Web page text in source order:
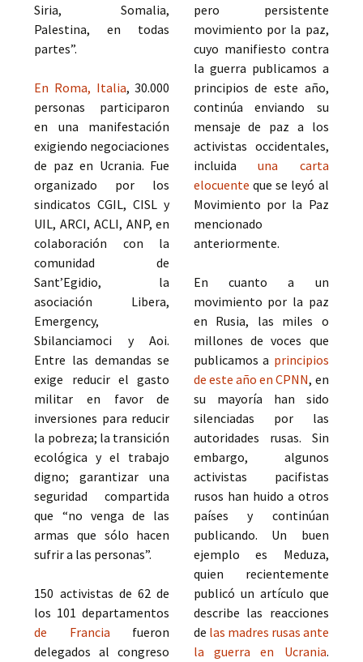
Siria, Somalia,
Palestina, en todas
partes”.
En Roma, Italia, 30.000
personas participaron
en una manifestación
exigiendo negociaciones
de paz en Ucrania. Fue
organizado por los
sindicatos CGIL, CISL y
UIL, ARCI, ACLI, ANP, en
colaboración con la
comunidad de
Sant’Egidio, la
asociación Libera,
Emergency,
Sbilanciamoci y Aoi.
Entre las demandas se
exige reducir el gasto
militar en favor de
inversiones para reducir
la pobreza; la transición
ecológica y el trabajo
digno; garantizar una
seguridad compartida
que “no venga de las
armas que sólo hacen
sufrir a las personas”.
150 activistas de 62 de
los 101 departamentos
de Francia fueron
delegados al congreso
pero persistente
movimiento por la paz,
cuyo manifiesto contra
la guerra publicamos a
principios de este año,
continúa enviando su
mensaje de paz a los
activistas occidentales,
incluidauna carta
elocuente que se leyó al
Movimiento por la Paz
mencionado
anteriormente.
En cuanto a un
movimiento por la paz
en Rusia, las miles o
millones de voces que
publicamos a principios
de este año en CPNN, en
su mayoría han sido
silenciadas por las
autoridades rusas. Sin
embargo, algunos
activistas pacifistas
rusos han huido a otros
países y continúan
publicando. Un buen
ejemplo es Meduza,
quien recientemente
publicó un artículo que
describe las reacciones
de las madres rusas ante
la guerra en Ucrania.